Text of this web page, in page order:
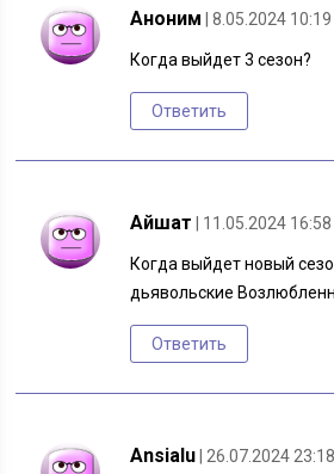
Аноним | 8.05.2024 10:19
Когда выйдет 3 сезон?
Ответить
Айшат | 11.05.2024 16:58
Когда выйдет новый
дьявольские
Ответить
Ansialu | 26.07.2024 23:18